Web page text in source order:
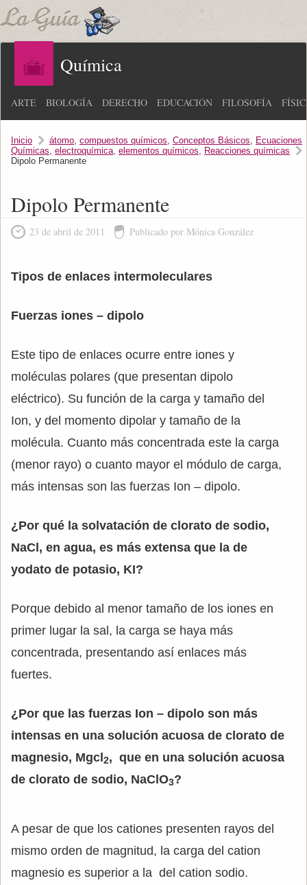
Química
ARTE BIOLOGÍA DERECHO EDUCACIÓN FILOSOFÍA
Inicio átomo, compuestos químicos, Conceptos Básicos, Ecuaciones
Químicas, electroquímica, elementos químicos, Reacciones químicas
Dipolo Permanente
Dipolo Permanente
23 de abril de 2011 Publicado por Mónica González
Tipos de enlaces intermoleculares
Fuerzas iones – dipolo
Este tipo de enlaces ocurre entre iones y
moléculas polares (que presentan dipolo
eléctrico). Su función de la carga y tamaño del
Ion, y del momento dipolar y tamaño de la
molécula. Cuanto más concentrada este la carga
(menor rayo) o cuanto mayor el módulo de carga,
más intensas son las fuerzas Ion – dipolo.
¿Por qué la solvatación de clorato de sodio,
NaCl, en agua, es más extensa que la de
yodato de potasio, KI?
Porque debido al menor tamaño de los iones en
primer lugar la sal, la carga se haya más
concentrada, presentando así enlaces más
fuertes.
¿Por que las fuerzas Ion – dipolo son más
intensas en una solución acuosa de clorato de
magnesio, Mgcl 2, que en una solución acuosa
de clorato de sodio, NaClO3?
A pesar de que los cationes presenten rayos del
mismo orden de magnitud, la carga del cation
magnesio es superior a la del cation sodio.